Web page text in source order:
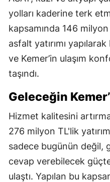
yolları kaderine terk
kapsamında 146
asfalt yatırımı
ve Kemer’in ulaşım
taşındı.
Geleceğin
Hizmet kalitesini
276 milyon TL'lik
sadece bugünün değil,
cevap verebilecek
ulaştı. Yapılan bu